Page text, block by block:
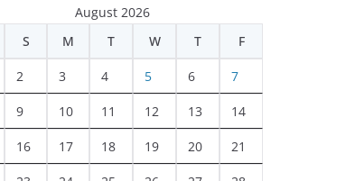
August 2026
S M T W T F
2 3 4 5 6 7
9 10 11 12 13 14
16 17 18 19 20 21